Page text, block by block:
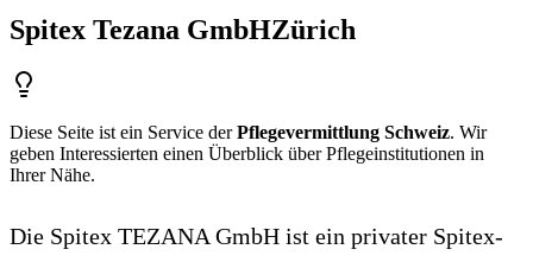
Spitex Tezana GmbHZürich
Diese Seite ist ein Service derPflegevermittlung Schweiz. Wir
geben Interessierten einen Überblick über Pflegeinstitutionen in
Ihrer Nähe.
Die Spitex TEZANA GmbH ist ein privater Spitex-